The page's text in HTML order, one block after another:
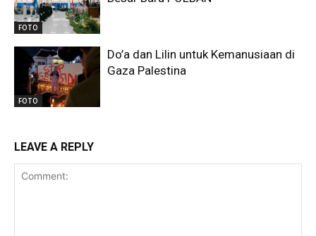
FOTO
FOTO
Do’a dan Lilin untuk Kemanusiaan di
Gaza Palestina
LEAVE A REPLY